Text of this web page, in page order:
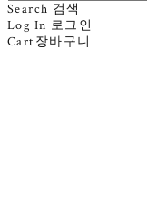
Search 검색
Log In 로그인
Cart 장바구니